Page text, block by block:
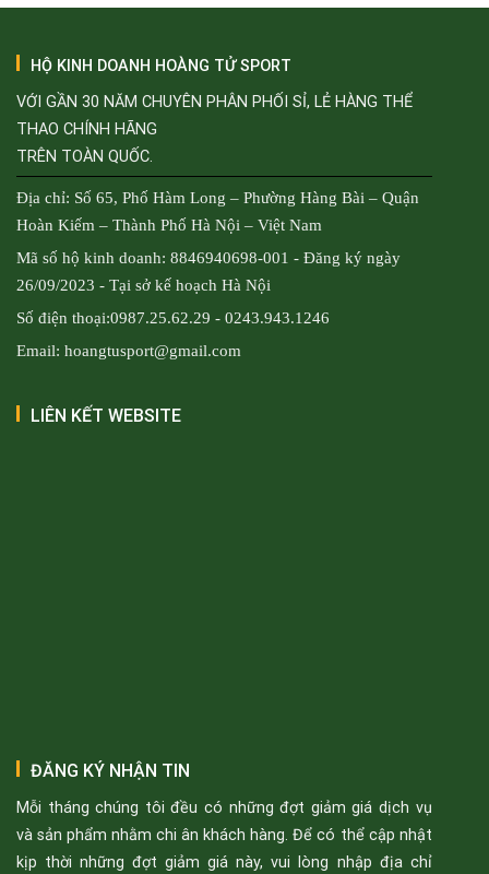
HỘ KINH DOANH HOÀNG TỬ SPORT
VỚI GẦN 30 NĂM CHUYÊN PHÂN PHỐI SỈ, LẺ HÀNG THỂ
THAO CHÍNH HÃNG
TRÊN TOÀN QUỐC.
Địa chỉ: Số 65, Phố Hàm Long – Phường Hàng Bài – Quận
Hoàn Kiếm – Thành Phố Hà Nội – Việt Nam
Mã số hộ kinh doanh: 8846940698-001 - Đăng ký ngày
26/09/2023 - Tại sở kế hoạch Hà Nội
Số điện thoại:0987.25.62.29 - 0243.943.1246
Email: hoangtusport@gmail.com
LIÊN KẾT WEBSITE
ĐĂNG KÝ NHẬN TIN
Mỗi tháng chúng tôi đều có những đợt giảm giá dịch vụ
và sản phẩm nhằm chi ân khách hàng. Để có thể cập nhật
kịp thời những đợt giảm giá này, vui lòng nhập địa chỉ